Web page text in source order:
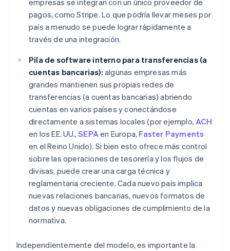
empresas se integran con un único proveedor de
pagos, como Stripe. Lo que podría llevar meses por
país a menudo se puede lograr rápidamente a
través de una integración.
Pila de software interno para transferencias (a
cuentas bancarias): algunas empresas más
grandes mantienen sus propias redes de
transferencias (a cuentas bancarias) abriendo
cuentas en varios países y conectándose
directamente a sistemas locales (por ejemplo,ACH
en los EE. UU.,SEPAen Europa, Faster Payments
en el Reino Unido). Si bien esto ofrece más control
sobre las operaciones de tesorería y los flujos de
divisas, puede crear una carga técnica y
reglamentaria creciente. Cada nuevo país implica
nuevas relaciones bancarias, nuevos formatos de
datos y nuevas obligaciones de cumplimiento de la
normativa.
Independientemente del modelo, es importante la